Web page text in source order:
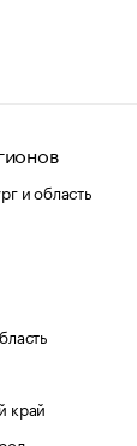
и область
край